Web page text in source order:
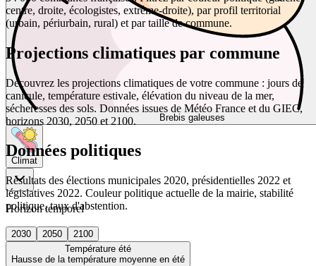
Brebis galeuses
Climat
Horizon temporel
2030 2050
2100
Température été
Hausse de la température moyenne en été
centre, droite, écologistes, extrême-droite), par profil territorial
(urbain, périurbain, rural) et par taille de commune.
Projections climatiques par commune
Découvrez les projections climatiques de votre commune : jours de
canicule, température estivale, élévation du niveau de la mer,
sécheresses des sols. Données issues de Météo France et du GIEC,
horizons 2030, 2050 et 2100.
Données politiques
Résultats des élections municipales 2020, présidentielles 2022 et
législatives 2022. Couleur politique actuelle de la mairie, stabilité
politique, taux d'abstention.